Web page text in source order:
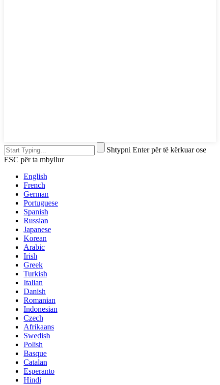
Shtypni Enter për të kërkuar ose
ESC për ta mbyllur
English
French
German
Portuguese
Spanish
Russian
Japanese
Korean
Arabic
Irish
Greek
Turkish
Italian
Danish
Romanian
Indonesian
Czech
Afrikaans
Swedish
Polish
Basque
Catalan
Esperanto
Hindi